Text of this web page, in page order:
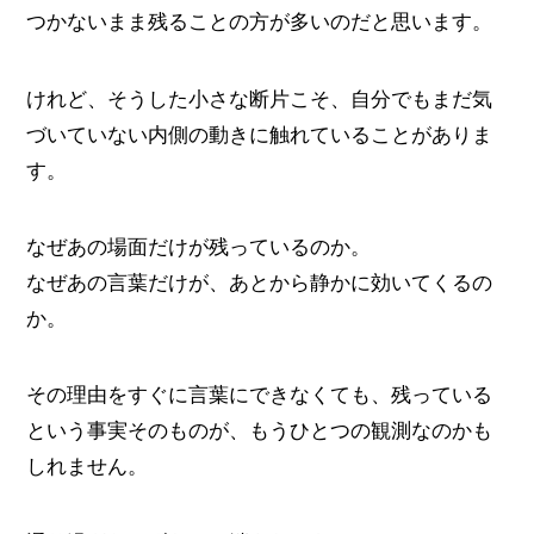
つかないまま残ることの方が多いのだと思います。
けれど、そうした小さな断片こそ、自分でもまだ気
づいていない内側の動きに触れていることがありま
す。
なぜあの場面だけが残っているのか。
なぜあの言葉だけが、あとから静かに効いてくるの
か。
その理由をすぐに言葉にできなくても、残っている
という事実そのものが、もうひとつの観測なのかも
しれません。